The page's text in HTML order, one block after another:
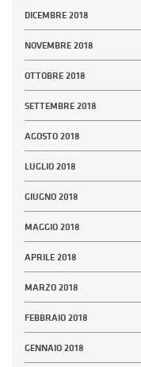
DICEMBRE 2018
NOVEMBRE 2018
OTTOBRE 2018
SETTEMBRE 2018
AGOSTO 2018
LUGLIO 2018
GIUGNO 2018
MAGGIO 2018
APRILE 2018
MARZO 2018
FEBBRAIO 2018
GENNAIO 2018